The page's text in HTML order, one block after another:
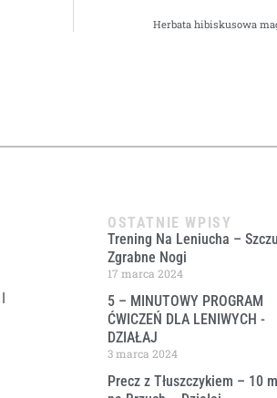
Herbata hibiskusowa
OSTATNIE WPISY
Trening Na Leniucha –
Zgrabne Nogi
17 marca 2024
5 – MINUTOWY PROGRAM
ĆWICZEŃ DLA LENIWYCH ​-
DZIAŁAJ
3 marca 2024
Precz z Tłuszczykiem – 10